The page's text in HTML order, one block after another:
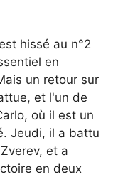
hissé au n°2
en
un retour sur
et l'un de
où il est un
Jeudi, il a battu
et a
en deux